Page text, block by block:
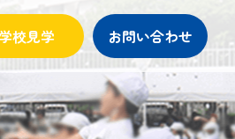
校見学 お問い合わせ